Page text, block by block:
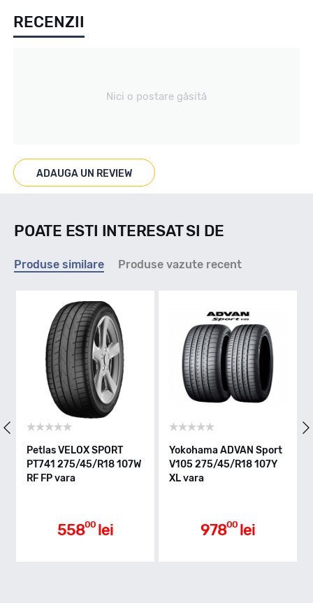
Vara
Marcaje
Indice greutate
Clasa de eficienta
C
RECENZII
Nici o postare găsită
ADAUGA UN REVIEW
POATE ESTI INTERESAT SI DE
Produse similare Produse vazute recent
Petlas VELOX SPORT
PT741 275/45/R18 107W
RF FP vara
55800 lei
Yokohama ADVAN Sport
V105 275/45/R18 107Y
XL vara
97800 lei